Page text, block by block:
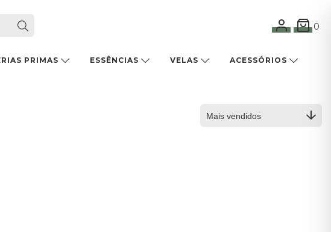
0
PRIMAS ESSÊNCIAS VELAS ACESSÓRIOS